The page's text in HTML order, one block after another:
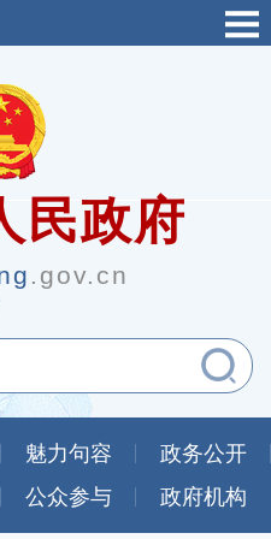
民政府
.gov.cn
魅力句容
政务公开
公众参与 政府机构